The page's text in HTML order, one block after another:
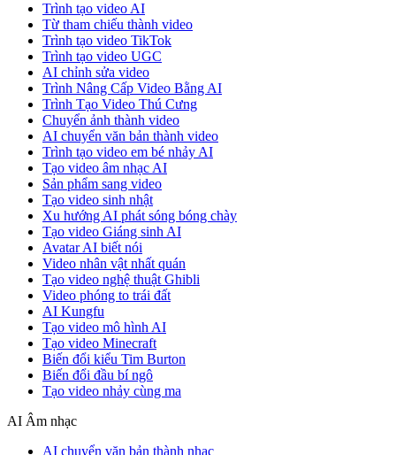
Trình tạo video AI
Từ tham chiếu thành video
Trình tạo video TikTok
Trình tạo video UGC
AI chỉnh sửa video
Trình Nâng Cấp Video Bằng AI
Trình Tạo Video Thú Cưng
Chuyển ảnh thành video
AI chuyển văn bản thành video
Trình tạo video em bé nhảy AI
Tạo video âm nhạc AI
Sản phẩm sang video
Tạo video sinh nhật
Xu hướng AI phát sóng bóng chày
Tạo video Giáng sinh AI
Avatar AI biết nói
Video nhân vật nhất quán
Tạo video nghệ thuật Ghibli
Video phóng to trái đất
AI Kungfu
Tạo video mô hình AI
Tạo video Minecraft
Biến đổi kiểu Tim Burton
Biến đổi đầu bí ngô
Tạo video nhảy cùng ma
AI Âm nhạc
AI chuyển văn bản thành nhạc